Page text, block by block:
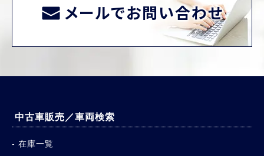
メールでお問い合わせ
中古車販売／車両検索
在庫一覧